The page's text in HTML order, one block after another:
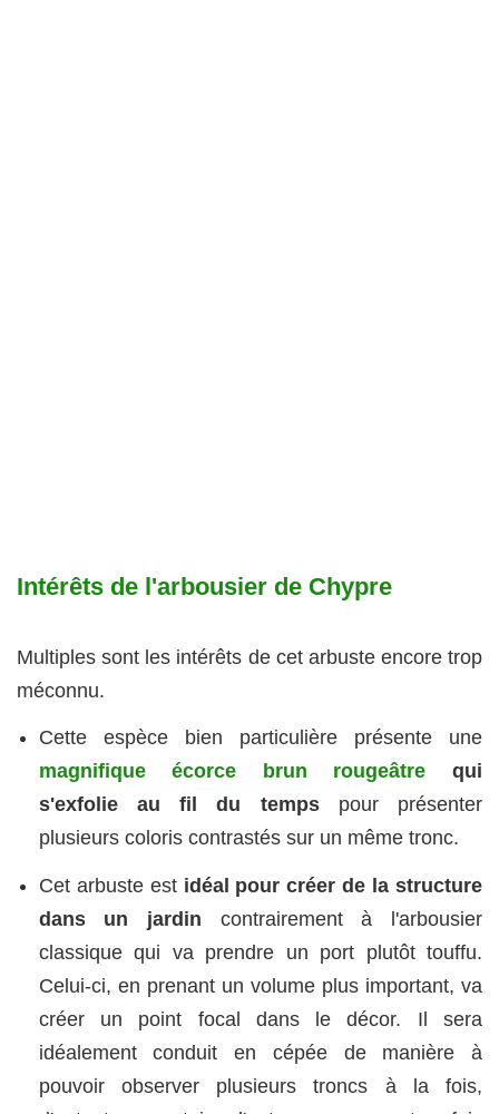
Intérêts de l'arbousier de Chypre
Multiples sont les intérêts de cet arbuste encore trop
méconnu.
Cette espèce bien particulière présente une
magnifique écorce brun rougeâtre qui
s'exfolie au fil du tempspour présenter
plusieurs coloris contrastés sur un même tronc.
Cet arbuste est idéal pour créer de la structure
dans un jardin contrairement à l'arbousier
classique qui va prendre un port plutôt touffu.
Celui-ci, en prenant un volume plus important, va
créer un point focal dans le décor. Il sera
idéalement conduit en cépée de manière à
pouvoir observer plusieurs troncs à la fois,